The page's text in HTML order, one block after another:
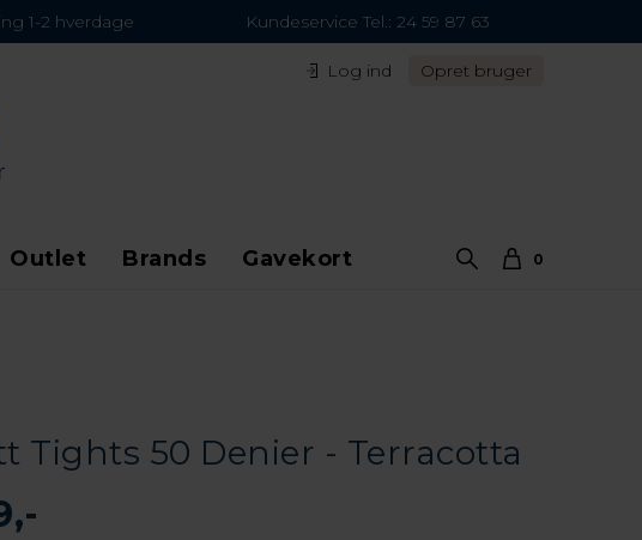
1-2 hverdage Kundeservice Tel.: 24 59 87 63
Log ind Opret bruger
Outlet Brands Gavekort 0
Tights 50 Denier - Terracotta